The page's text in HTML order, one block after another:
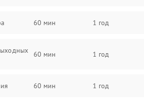
60 мин 1 год
60 мин 1 год
60 мин 1 год